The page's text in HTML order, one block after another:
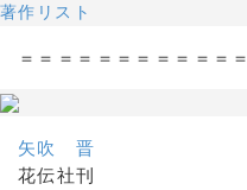
著作リスト
＝＝＝＝＝＝＝＝＝＝＝＝
矢吹 晋
花伝社刊